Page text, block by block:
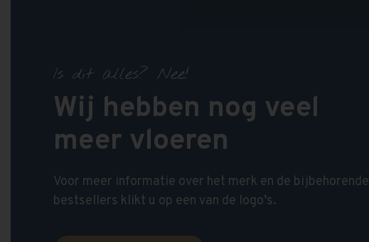
Is dit alles? Nee!
Wij hebben nog veel
meer vloeren
Voor meer informatie over het merk en de bijbehorende
bestsellers klikt u op een van de logo’s.